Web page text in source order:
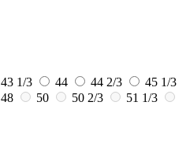
43 1/3 44 44 2/3
45 1/3
48 50 50 2/3
51 1/3